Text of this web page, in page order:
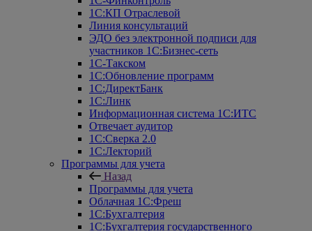
1С:КП Отраслевой
Линия консультаций
ЭДО без электронной подписи для
участников 1С:Бизнес-сеть
1С-Такском
1С:Обновление программ
1С:ДиректБанк
1С:Линк
Информационная система 1С:ИТС
Отвечает аудитор
1С:Сверка 2.0
1С:Лекторий
Программы для учета
Назад
Программы для учета
Облачная 1С:Фреш
1С:Бухгалтерия
1С:Бухгалтерия государственного